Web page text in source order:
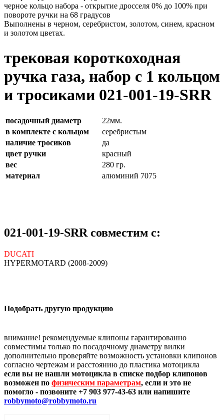
черное кольцо набора - открытие дросселя 0% до 100% при
повороте ручки на 68 градусов
Выполнены в черном, серебристом, золотом, синем, красном
и золотом цветах.
трековая короткоходная
ручка газа, набор с 1 кольцом
и тросиками 021-001-19-SRR
посадочный диаметр
22мм.
в комплекте с кольцом
серебристым
наличие тросиков
да
цвет ручки
красный
вес
280 гр.
материал
алюминий 7075
021-001-19-SRR совместим с:
DUCATI
HYPERMOTARD (2008-2009)
Подобрать другую продукцию
внимание! рекомендуемые клипоны гарантированно
совместимы только по посадочному диаметру вилки
дополнительно проверяйте возможность установки клипонов
согласно чертежам и расстоянию до пластика мотоцикла
если вы не нашли мотоцикла в списке подбор клипонов
возможен по физическим параметрам, если и это не
помогло - позвоните +7 903 977-43-63 или напишите
robbymoto@robbymoto.ru